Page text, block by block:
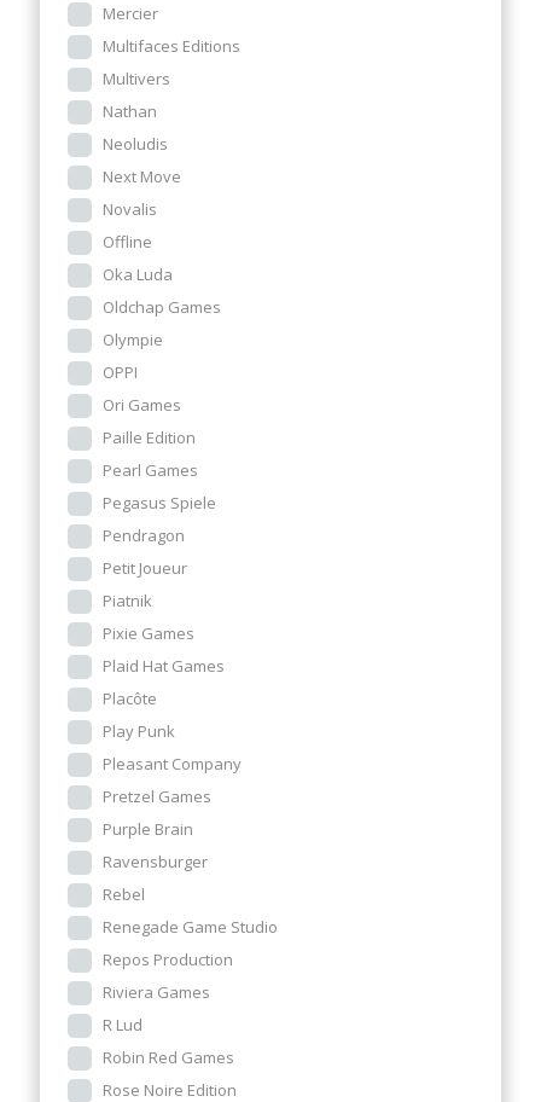
Mercier
Multifaces Editions
Multivers
Nathan
Neoludis
Next Move
Novalis
Offline
Oka Luda
Oldchap Games
Olympie
OPPI
Ori Games
Paille Edition
Pearl Games
Pegasus Spiele
Pendragon
Petit Joueur
Piatnik
Pixie Games
Plaid Hat Games
Placôte
Play Punk
Pleasant Company
Pretzel Games
Purple Brain
Ravensburger
Rebel
Renegade Game Studio
Repos Production
Riviera Games
R Lud
Robin Red Games
Rose Noire Edition